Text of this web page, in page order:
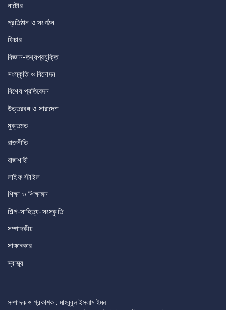
নাটোর
প্রতিষ্ঠান ও সংগঠন
ফিচার
বিজ্ঞান-তথ্যপ্রযুক্তি
সংস্কৃতি ও বিনোদন
বিশেষ প্রতিবেদন
উত্তরবঙ্গ ও সারাদেশ
মুক্তমত
রাজনীতি
রাজশাহী
লাইফ স্টাইল
শিক্ষা ও শিক্ষাঙ্গন
শিল্প-সাহিত্য-সংস্কৃতি
সম্পাদকীয়
সাক্ষাৎকার
স্বাস্থ্য
সম্পাদক ও প্রকাশক : মাহবুবুল ইসলাম ইমন